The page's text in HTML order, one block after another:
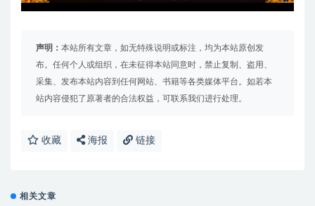
声明： 本站所有文章，如无特殊说明或标注，均为本站原创发
布。任何个人或组织，在未征得本站同意时，禁止复制、盗用、
采集、发布本站内容到任何网站、书籍等各类媒体平台。如若本
站内容侵犯了原著者的合法权益，可联系我们进行处理。
收藏 海报 链接
相关文章